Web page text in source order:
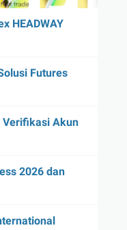
HEADWAY
Futures
Verifikasi Akun
2026 dan